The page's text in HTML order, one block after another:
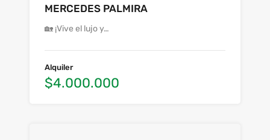
MERCEDES PALMIRA
🏡 ¡Vive el lujo y…
Alquiler
$4.000.000